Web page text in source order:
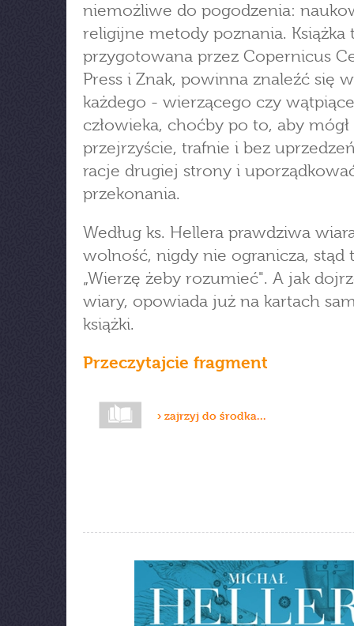
niemożliwe do pogodzenia:
religijne metody poznania. Książka
przygotowana przez Copernicus
Press i Znak, powinna znaleźć się
każdego - wierzącego czy
człowieka, choćby po to, aby mógł
przejrzyście, trafnie i bez
racje drugiej strony i
przekonania.
Według ks. Hellera prawdziwa
wolność, nigdy nie ogranicza, stąd
„Wierzę żeby rozumieć". A jak
wiary, opowiada już na kartach
książki.
Przeczytajcie fragment